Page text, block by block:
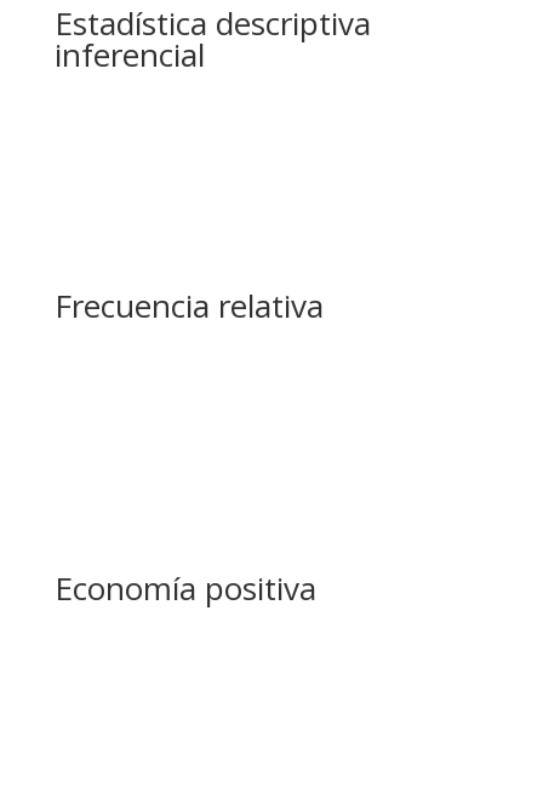
Estadística descriptiva
inferencial
Frecuencia relativa
Economía positiva